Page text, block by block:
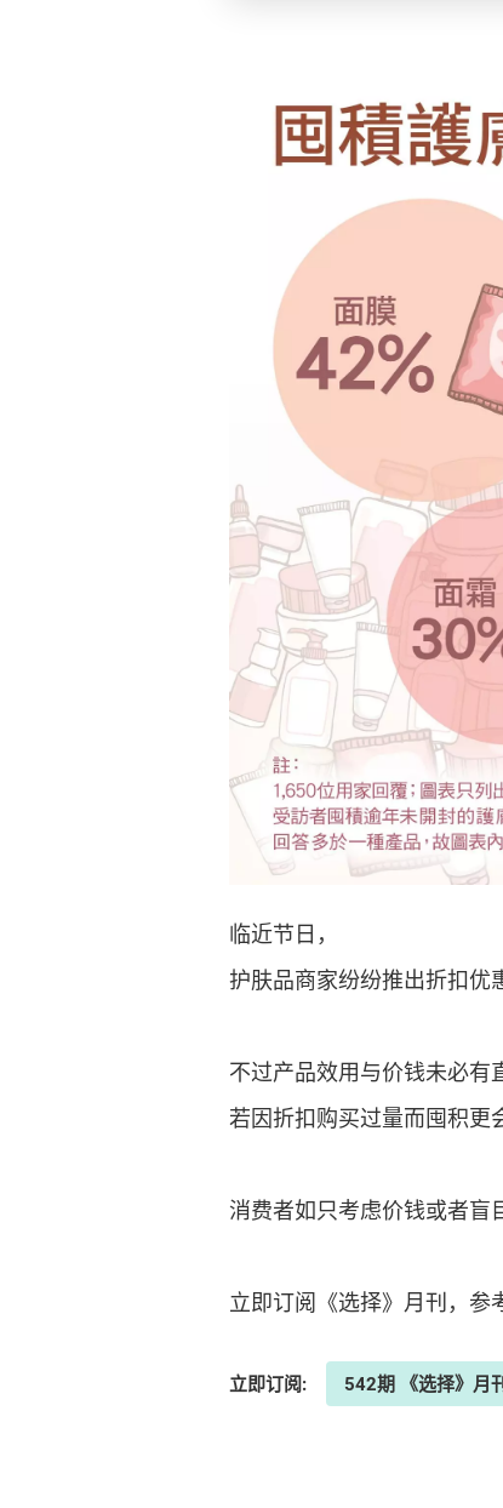
临近节日，
护肤品商家纷纷推出折扣优
不过产品效用与价钱未必有
若因折扣购买过量而囤积更
消费者如只考虑价钱或者盲
立即订阅《选择》月刊，参
立即订阅: 542期 《选择》月